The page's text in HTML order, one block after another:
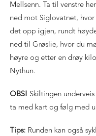
Mellsenn. Ta til venstre
ned mot Siglovatnet,
det opp igjen, rundt
ned til Grøslie, hvor du
høyre og etter en drøy
Nythun.
OBS! Skiltingen
ta med kart og følg med
Tips: Runden kan også